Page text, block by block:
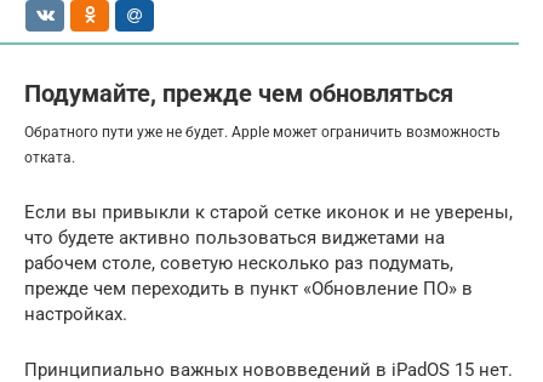
Подумайте, прежде чем обновляться
Обратного пути уже не будет. Apple может ограничить возможность
отката.
Если вы привыкли к старой сетке иконок и не уверены,
что будете активно пользоваться виджетами на
рабочем столе, советую несколько раз подумать,
прежде чем переходить в пункт «Обновление ПО» в
настройках.
Принципиально важных нововведений в iPadOS 15 нет.